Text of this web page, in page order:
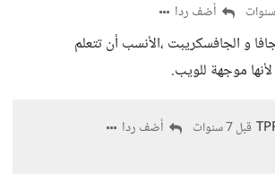
أضف ردا
و الجافسكريبت ،الأنسب أن تتعلم
موجهة للويب.
قبل 7 سنوات أضف ردا